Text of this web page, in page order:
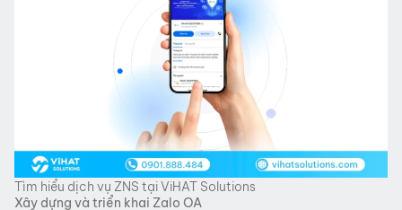
Tìm hiểu dịch vụ ZNS tại ViHAT Solutions
Xây dựng và triển khai Zalo OA